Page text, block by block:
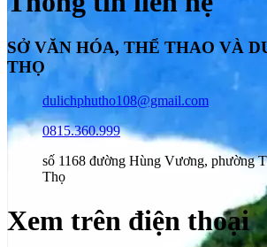
SỞ VĂN HÓA, THỂ THAO VÀ
THỌ
dulichphutho108@gmail.com
0815.360.999
số 1168 đường Hùng Vương, phường
Thọ
Xem trên điện thoại